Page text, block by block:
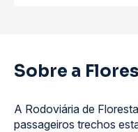
Sobre a
A Rodoviária de
passageiros trechos